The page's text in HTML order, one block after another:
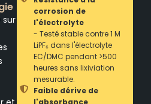
sur
corrosion de
l'électrolyte
- Testé stable contre 1 M
LiPF₆ dans l'électrolyte
EC/DMC pendant >500
heures sans lixiviation
mesurable.
Faible dérive de